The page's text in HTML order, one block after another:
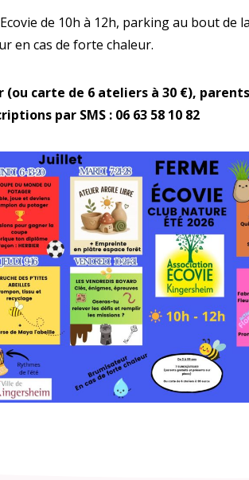
de 10h à 12h, parking au bout de
en cas de forte chaleur.
(ou carte de 6 ateliers à 30 €),
par SMS : 06 63 58 10 82